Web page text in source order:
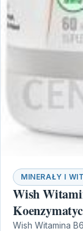
MINERAŁY I
Wish
Wish Witamina